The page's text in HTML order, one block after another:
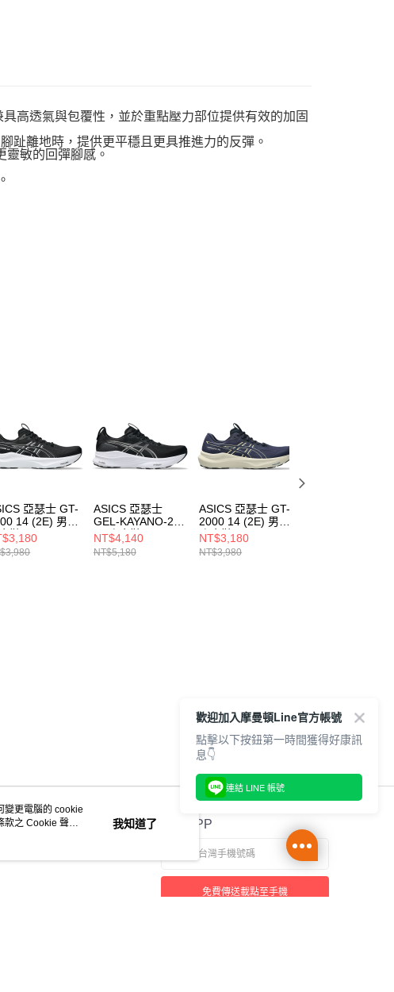
高透氣與包覆性，並於重點壓力部位提供有效的加固
趾離地時，提供更平穩且更具推進力的反彈。
敏的回彈腳感。
亞瑟士 GT-
14 (2E) 男
鞋
ASICS 亞瑟士
GEL-KAYANO-2E
男 跑步鞋
1011C051002
NT$4,140
NT$5,180
ASICS 亞瑟士 GT-
2000 14 (2E) 男
跑步鞋
1011C055403
NT$3,180
NT$3,980
官方APP
免費傳送載點至手機
變更電腦的 cookie
款之 Cookie 聲明
我知道了
歡迎加入摩曼頓Line官方帳號
點擊以下按鈕第一時間獲得好康訊
息👇
連結 LINE 帳號